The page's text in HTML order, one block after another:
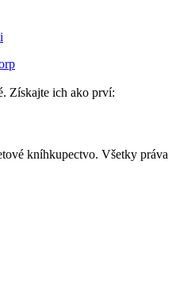
Získajte ich ako prví:
kníhkupectvo. Všetky práva